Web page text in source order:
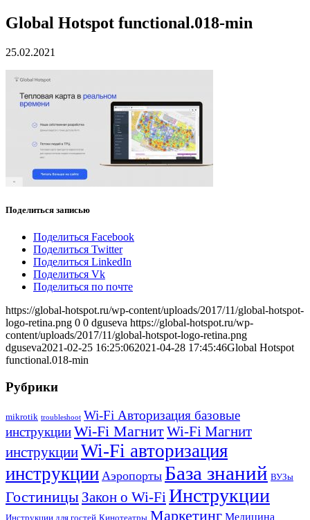
Global Hotspot functional.018-min
25.02.2021
Поделиться записью
Поделиться Facebook
Поделиться Twitter
Поделиться LinkedIn
Поделиться Vk
Поделиться по почте
https://global-hotspot.ru/wp-content/uploads/2017/11/global-hotspot-
logo-retina.png 0 0 dguseva https://global-hotspot.ru/wp-
content/uploads/2017/11/global-hotspot-logo-retina.png
dguseva2021-02-25 16:25:062021-04-28 17:45:46Global Hotspot
functional.018-min
Рубрики
mikrotik troubleshoot Wi-Fi Авторизация базовые
инструкцииWi-Fi МагнитWi-Fi Магнит
инструкцииWi-Fi авторизация
инструкции Аэропорты База знаний ВУЗы
Гостиницы Закон о Wi-Fi Инструкции
Инструкции для гостей Кинотеатры Маркетинг Медицина